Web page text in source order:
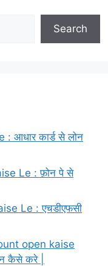
Search
आधार कार्ड से लोन
Le : फ़ोन पे से
Le : एचडीएफसी
open kaise
कैसे करे |